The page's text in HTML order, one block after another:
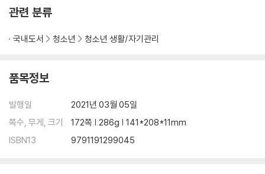
우리나라의 유명한 게임개발자는 누구인가요?
게임개발자라는 직업은 언제 생겼나요?
게임개발자와 그 외 분야의 개발자는 어떤 차이가 있나요?
미래에도 필요한 직업인가요?
게임개발자가 되는 방법
게임개발자가 되는 일반적인 방법은 무엇인가요?
독학으로도 가능한가요?
관련 분류
국내도서 청소년 청소년 생활/자기관리
품목정보
발행일
2021년 03월 05일
쪽수, 무게, 크기
172쪽 | 286g | 141*208*11mm
ISBN13
9791191299045